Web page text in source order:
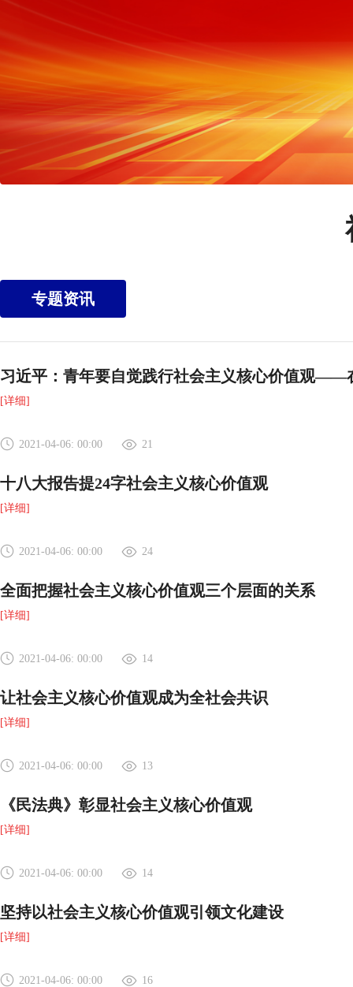
专题资讯
习近平：青年要自觉践行社会主义核心价值观——
[详细]
2021-04-06: 00:00 21
十八大报告提24字社会主义核心价值观
[详细]
2021-04-06: 00:00 24
全面把握社会主义核心价值观三个层面的关系
[详细]
2021-04-06: 00:00 14
让社会主义核心价值观成为全社会共识
[详细]
2021-04-06: 00:00 13
《民法典》彰显社会主义核心价值观
[详细]
2021-04-06: 00:00 14
坚持以社会主义核心价值观引领文化建设
[详细]
2021-04-06: 00:00 16